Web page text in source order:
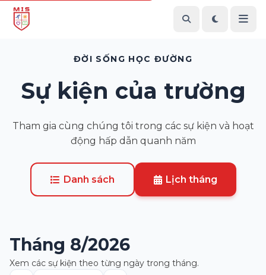
ĐỜI SỐNG HỌC ĐƯỜNG
Sự kiện của trường
Tham gia cùng chúng tôi trong các sự kiện và hoạt
động hấp dẫn quanh năm
Danh sách Lịch tháng
Tháng 8/2026
Xem các sự kiện theo từng ngày trong tháng.